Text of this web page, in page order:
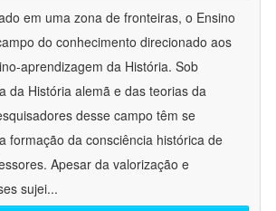
em uma zona de fronteiras, o Ensino
do conhecimento direcionado aos
aprendizagem da História. Sob
da História alemã e das teorias da
desse campo têm se
formação da consciência histórica de
Apesar da valorização e
sujei...